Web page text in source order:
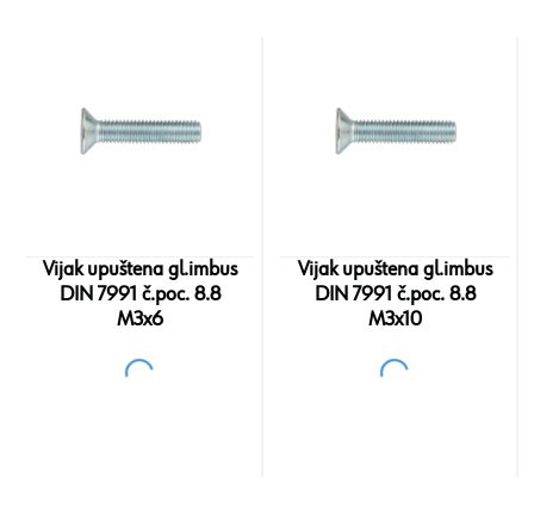
Vijak upuštena gl.imbus
DIN 7991 č.poc. 8.8
M3x6
Vijak upuštena gl.imbus
DIN 7991 č.poc. 8.8
M3x10